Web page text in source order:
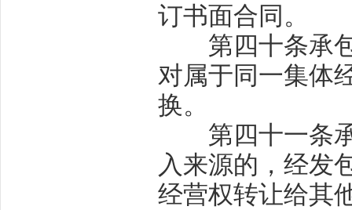
订书面合同。
第四十条承
对属于同一集体
换。
第四十一条
入来源的，经发
经营权转让给其